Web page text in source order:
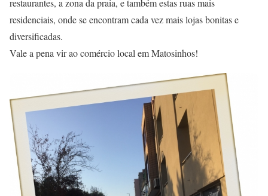
restaurantes, a zona da praia, e também estas ruas mais
residenciais, onde se encontram cada vez mais lojas bonitas e
diversificadas.
Vale a pena vir ao comércio local em Matosinhos!